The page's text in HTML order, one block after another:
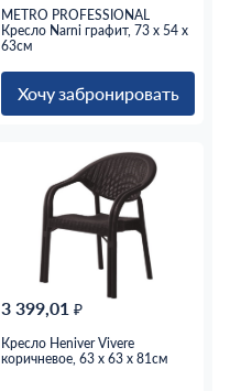
METRO PROFESSIONAL
Кресло Narni графит, 73 x 54 x
63см
Хочу забронировать
3 399,01 ₽
Кресло Heniver Vivere
коричневое, 63 x 63 x 81см